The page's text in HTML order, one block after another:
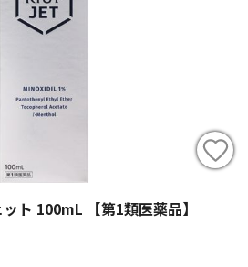
ト 100mL 【第1類医薬品】